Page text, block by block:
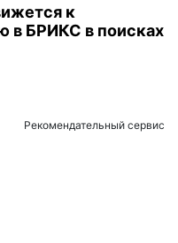
к
в БРИКС в поисках
Рекомендательный сервис